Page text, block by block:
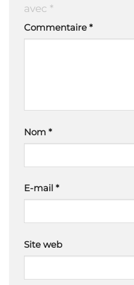
avec *
Commentaire *
Nom *
E-mail *
Site web